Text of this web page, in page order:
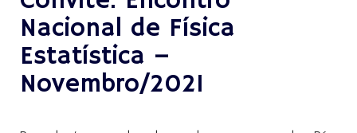
Nacional de Física
Estatística –
Novembro/2021